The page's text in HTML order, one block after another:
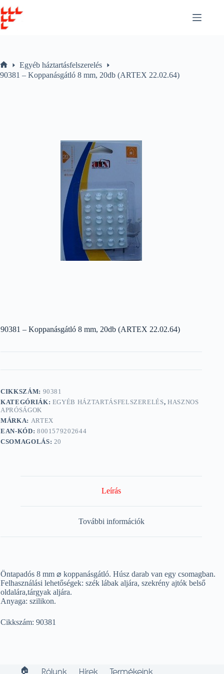
to
content
Home
Egyéb háztartásfelszerelés
90381 – Koppanásgátló 8 mm, 20db (ARTEX 22.02.64)
90381 – Koppanásgátló 8 mm, 20db (ARTEX 22.02.64)
CIKKSZÁM: 90381
KATEGÓRIÁK: EGYÉB HÁZTARTÁSFELSZERELÉS,HASZNOS
APRÓSÁGOK
MÁRKA: ARTEX
EAN-KÓD: 8001579202644
CSOMAGOLÁS: 20
Leírás
További információk
Öntapadós 8 mm ⌀ koppanásgátló. Húsz darab van egy csomagban.
Felhasználási lehetőségek: szék lábak aljára, szekrény ajtók belső
oldalára,tárgyak aljára.
Anyaga: szilikon.
Cikkszám: 90381
🏠︎ Rólunk Hírek Termékeink